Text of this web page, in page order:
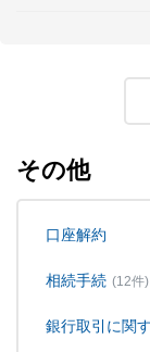
その他
口座解約
相続手続 (12件)
銀行取引に関